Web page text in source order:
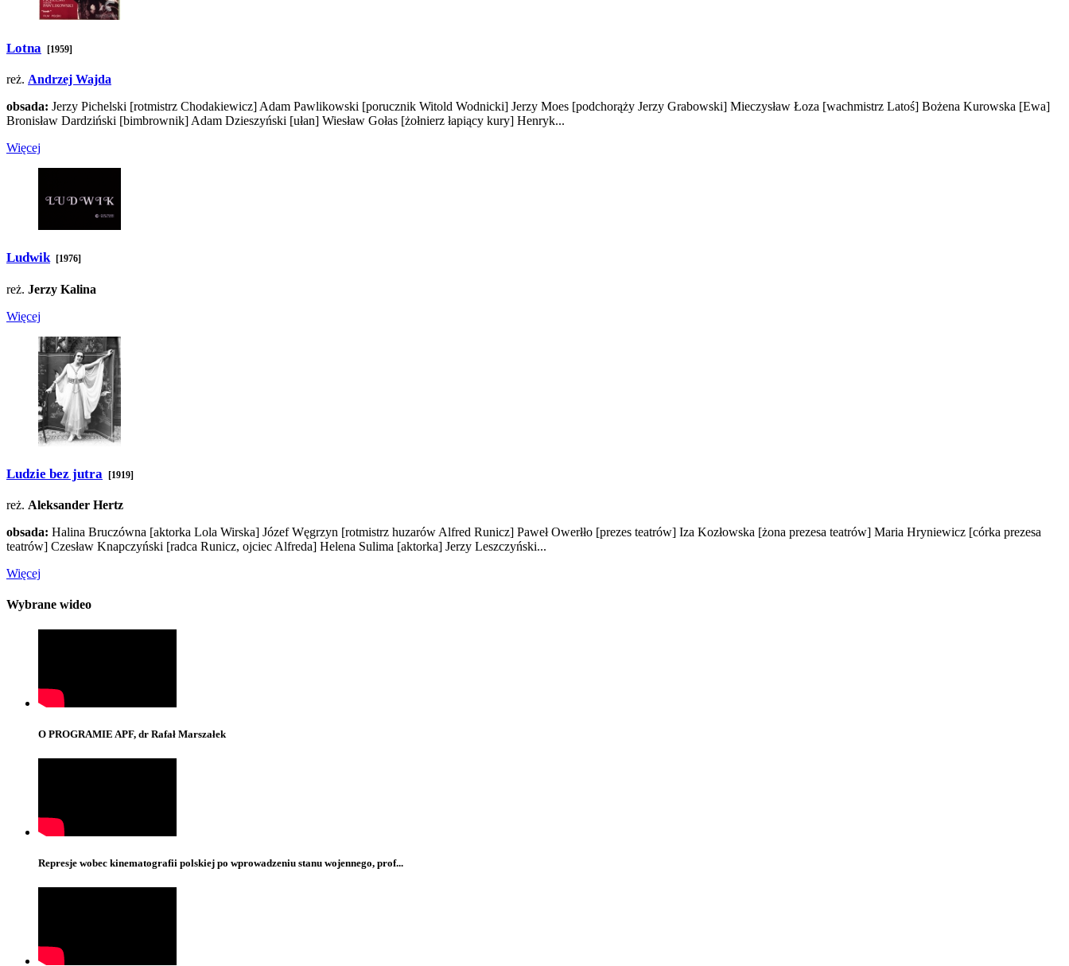
Lotna [1959]
reż. Andrzej Wajda
obsada: Jerzy Pichelski [rotmistrz Chodakiewicz] Adam Pawlikowski [porucznik Witold Wodnicki] Jerzy Moes [podchorąży Jerzy Grabowski] Mieczysław Łoza [wachmistrz Latoś] Bożena Kurowska [Ewa]
Bronisław Dardziński [bimbrownik] Adam Dzieszyński [ułan] Wiesław Gołas [żołnierz łapiący kury] Henryk...
Więcej
Ludwik [1976]
reż. Jerzy Kalina
Więcej
Ludzie bez jutra [1919]
reż. Aleksander Hertz
obsada: Halina Bruczówna [aktorka Lola Wirska] Józef Węgrzyn [rotmistrz huzarów Alfred Runicz] Paweł Owerłło [prezes teatrów] Iza Kozłowska [żona prezesa teatrów] Maria Hryniewicz [córka prezesa
teatrów] Czesław Knapczyński [radca Runicz, ojciec Alfreda] Helena Sulima [aktorka] Jerzy Leszczyński...
Więcej
Wybrane wideo
O PROGRAMIE APF, dr Rafał Marszałek
Represje wobec kinematografii polskiej po wprowadzeniu stanu wojennego, prof...